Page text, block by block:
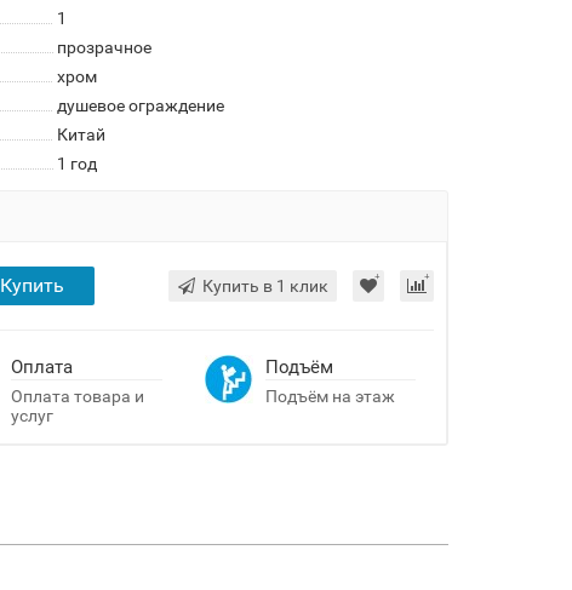
1
прозрачное
хром
душевое ограждение
Китай
1 год
Купить Купить в 1 клик
Оплата
Оплата товара и
услуг
Подъём
Подъём на этаж